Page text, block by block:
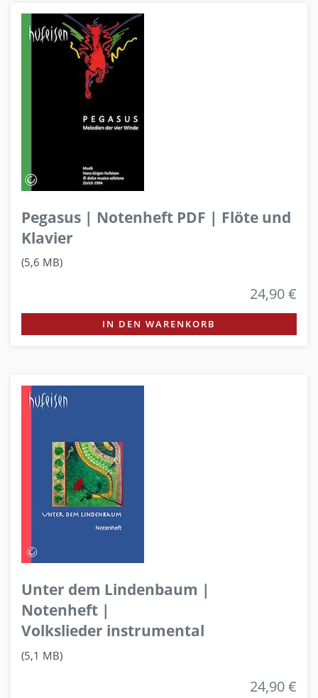
Pegasus | Notenheft PDF | Flöte und
Klavier
(5,6 MB)
24,90 €
IN DEN WARENKORB
Unter dem Lindenbaum |
Notenheft |
Volkslieder instrumental
(5,1 MB)
24,90 €